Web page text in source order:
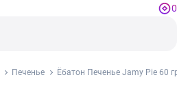
0
Печенье Ёбатон Печенье Jamy Pie 60